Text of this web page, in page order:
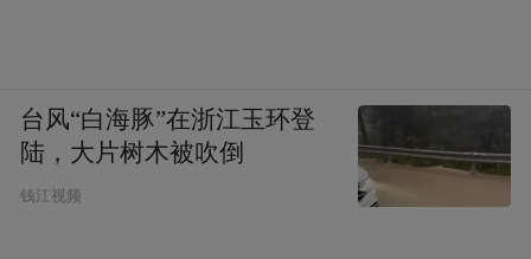
台风“白海豚”在浙江玉环登
陆，大片树木被吹倒
钱江视频